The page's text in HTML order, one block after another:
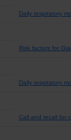
Daily respiratory
Risk factors for
Daily respiratory
Call and recall for